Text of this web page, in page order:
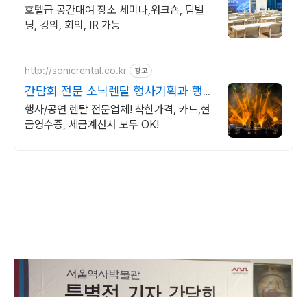
삼 대표 행사 공간
호텔급 공간대여 장소 세미나,워크숍, 팀빌
딩, 강의, 회의, IR 가능
http://sonicrental.co.kr 광고
간담회 전문 소닉렌탈 행사기획과 행사
장비 선두주자
행사/공연 렌탈 전문업체! 착한가격, 카드,현
금영수증, 세금계산서 모두 OK!